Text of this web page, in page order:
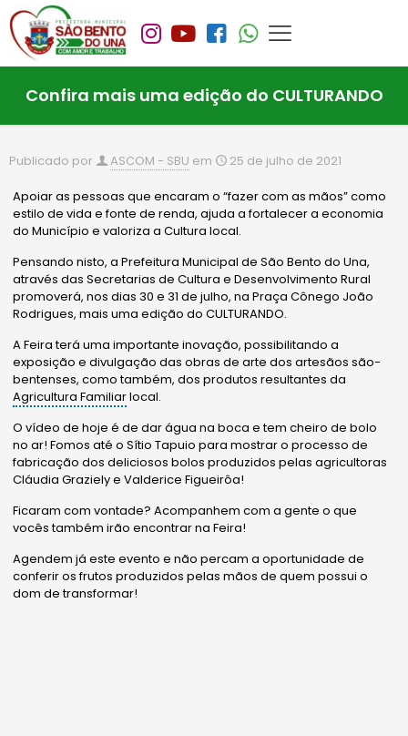
Confira mais uma edição do CULTURANDO
Publicado por ASCOM - SBU em 25 de julho de 2021
Apoiar as pessoas que encaram o “fazer com as mãos” como
estilo de vida e fonte de renda, ajuda a fortalecer a economia
do Município e valoriza a Cultura local.
Pensando nisto, a Prefeitura Municipal de São Bento do Una,
através das Secretarias de Cultura e Desenvolvimento Rural
promoverá, nos dias 30 e 31 de julho, na Praça Cônego João
Rodrigues, mais uma edição do CULTURANDO.
A Feira terá uma importante inovação, possibilitando a
exposição e divulgação das obras de arte dos artesãos são-
bentenses, como também, dos produtos resultantes da
Agricultura Familiarlocal.
O vídeo de hoje é de dar água na boca e tem cheiro de bolo
no ar! Fomos até o Sítio Tapuio para mostrar o processo de
fabricação dos deliciosos bolos produzidos pelas agricultoras
Cláudia Graziely e Valderice Figueirôa!
Ficaram com vontade? Acompanhem com a gente o que
vocês também irão encontrar na Feira!
Agendem já este evento e não percam a oportunidade de
conferir os frutos produzidos pelas mãos de quem possui o
dom de transformar!